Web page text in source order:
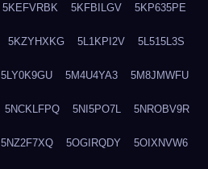
5KEFVRBK 5KFBILGV 5KP635PE
5KZYHXKG 5L1KPI2V 5L515L3S
5LY0K9GU 5M4U4YA3 5M8JMWFU
5NCKLFPQ 5NI5PO7L 5NROBV9R
5NZ2F7XQ 5OGIRQDY 5OIXNVW6